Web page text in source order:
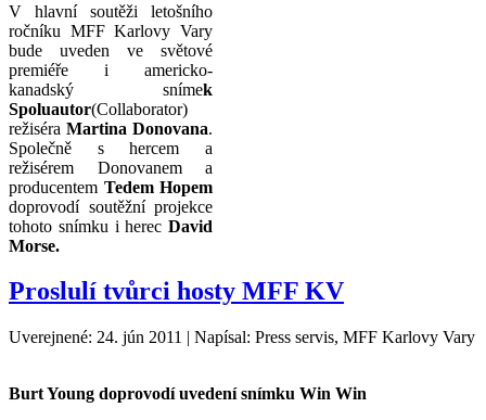
V hlavní soutěži letošního
ročníku MFF Karlovy Vary
bude uveden ve světové
premiéře i americko-
kanadský snímek
Spoluautor(Collaborator)
režiséra Martina Donovana.
Společně s hercem a
režisérem Donovanem a
producentem Tedem Hopem
doprovodí soutěžní projekce
tohoto snímku i herec David
Morse.
Proslulí tvůrci hosty MFF KV
Uverejnené: 24. jún 2011 | Napísal: Press servis, MFF Karlovy Vary
Burt Young doprovodí uvedení snímku Win Win